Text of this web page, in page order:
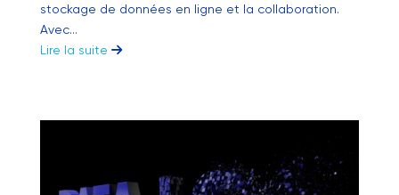
stockage de données en ligne et la collaboration.
Avec...
Lire la suite